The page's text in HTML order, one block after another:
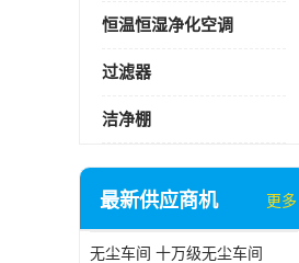
恒温恒湿净化空调
过滤器
洁净棚
最新供应商机 更多
无尘车间 十万级无尘车间